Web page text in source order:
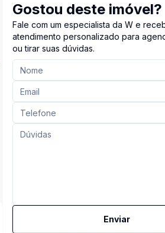
Gostou deste imóvel?
Fale com um especialista da W e
atendimento personalizado para
ou tirar suas dúvidas.
Enviar